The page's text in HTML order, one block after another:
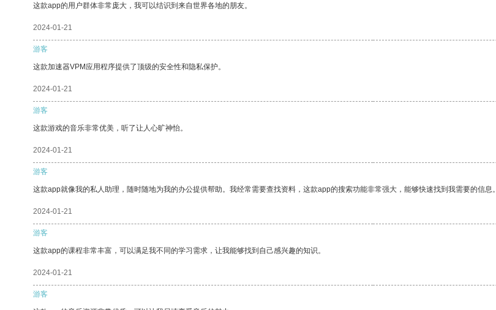
这款app的用户群体非常庞大，我可以结识到来自世界各地的朋友。
2024-01-21
游客
这款加速器VPM应用程序提供了顶级的安全性和隐私保护。
2024-01-21
游客
这款游戏的音乐非常优美，听了让人心旷神怡。
2024-01-21
游客
这款app就像我的私人助理，随时随地为我的办公提供帮助。我经常需要查找资料，这款app的搜索功能非常强大，能够快速找到我需要的信息。
2024-01-21
游客
这款app的课程非常丰富，可以满足我不同的学习需求，让我能够找到自己感兴趣的知识。
2024-01-21
游客